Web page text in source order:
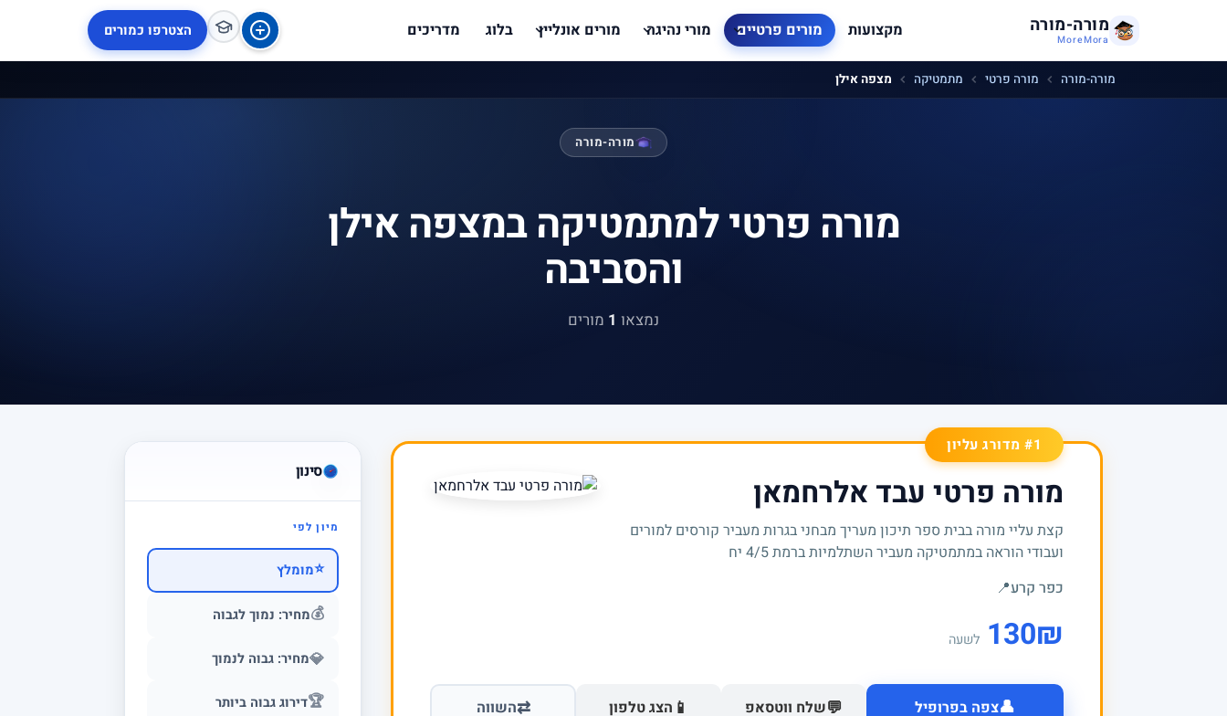
מורה-מורה
MoreMora מקצועות מורים פרטיים מורי נהיגה מורים אונליין בלוג מדריכים הצטרפו כמורים
מורה-מורה מורה פרטי מתמטיקה מצפה אילן
מורה-מורה
מורה פרטי למתמטיקה במצפה אילן
והסביבה
נמצאו 1 מורים
סינון
מיון לפי
⭐מומלץ
💰מחיר: נמוך לגבוה
💎מחיר: גבוה לנמוך
🏆דירוג גבוה ביותר
#1 מדורג עליון
מורה פרטי עבד אלרחמאן
קצת עליי מורה בבית ספר תיכון מעריך מבחני בגרות מעביר קורסים למורים
ועבודי הוראה במתמטיקה מעביר השתלמיות ברמת 4/5 יח
כפר קרע📍
₪
130 לשעה
👤צפה בפרופיל 💬שלח ווטסאפ 📱 הצג טלפון ⇄השווה